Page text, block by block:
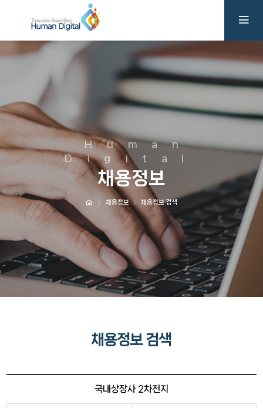
Human
Digital
채용정보
채용정보 채용정보 검색
채용정보 검색
국내상장사 2차전지